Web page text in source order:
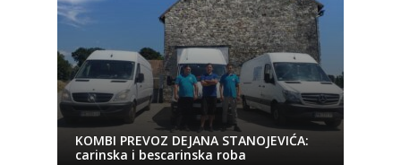
KOMBI PREVOZ DEJANA STANOJEVIĆA:
carinska i bescarinska roba